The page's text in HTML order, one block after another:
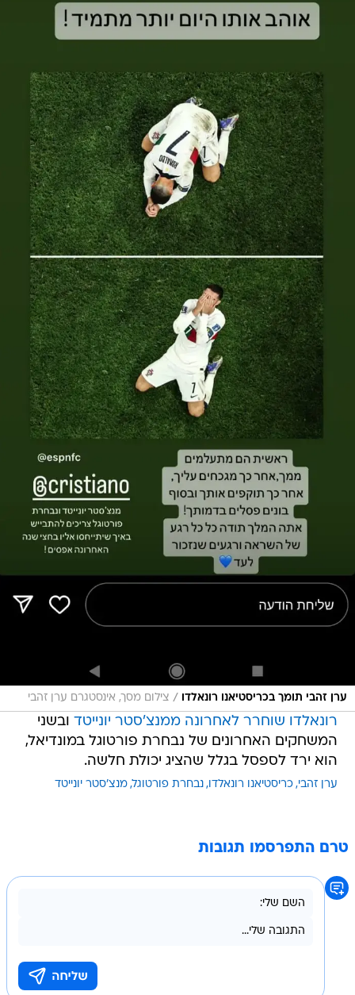
ערן זהבי תומך בכריסטיאנו רונאלדו / צילום מסך, אינסטגרם ערן זהבי
רונאלדו שוחרר לאחרונה ממנצ'סטר יונייטד ובשני
המשחקים האחרונים של נבחרת פורטוגל במונדיאל,
הוא ירד לספסל בגלל שהציג יכולת חלשה.
ערן זהבי כריסטיאנו רונאלדו נבחרת פורטוגל מנצ'סטר יונייטד
טרם התפרסמו תגובות